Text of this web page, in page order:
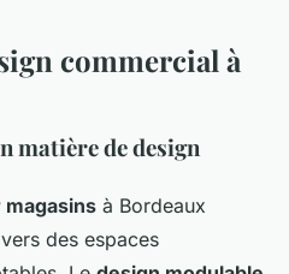
commercial à
matière de design
à Bordeaux
des espaces